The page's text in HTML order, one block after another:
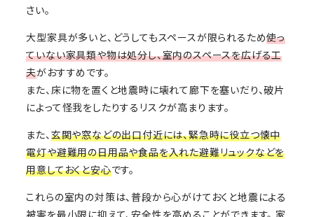
さい。
大型家具が多いと、どうしてもスペースが限られるため使っ
ていない家具類や物は処分し、室内のスペースを広げる工
夫がおすすめです。
また、床に物を置くと地震時に壊れて廊下を塞いだり、破片
によって怪我をしたりするリスクが高まります。
また、 玄関や窓などの出口付近には、緊急時に役立つ懐中
電灯や避難用の日用品や食品を入れた避難リュックなどを
用意しておくと安心です。
これらの室内の対策は、普段から心がけておくと地震による
被害を最小限に抑えて、安全性を高めることができます。 家